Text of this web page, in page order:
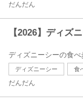
だんだん
【2026】ディズ
ディズニーシーの食
ディズニーシー 食
だんだん